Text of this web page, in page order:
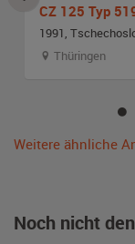
1991,
Thüringen
Weitere ähnliche
Noch nicht